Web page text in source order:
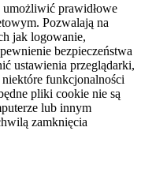
umożliwić prawidłowe
Pozwalają na
jak logowanie,
bezpieczeństwa
ustawienia przeglądarki,
funkcjonalności
pliki cookie nie są
lub innym
zamknięcia